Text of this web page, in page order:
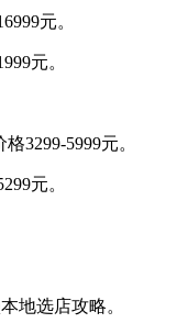
元。
元。
3299-5999元。
元。
地选店攻略。